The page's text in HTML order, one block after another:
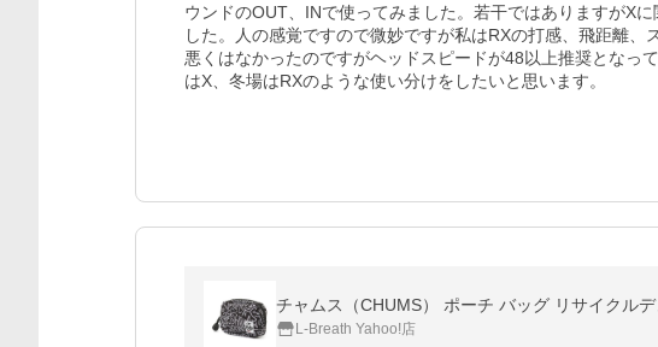
ウンドのOUT、INで使ってみました。若干ではありますがX
した。人の感覚ですので微妙ですが私はRXの打感、飛距離、
悪くはなかったのですがヘッドスピードが48以上推奨となっ
はX、冬場はRXのような使い分けをしたいと思います。
チャムス（CHUMS） ポーチ バッグ リサイクル
L-Breath Yahoo!店